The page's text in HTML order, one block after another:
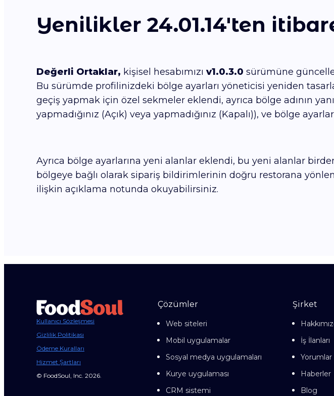
Yenilikler 24.01.14'ten
Değerli Ortaklar, kişisel hesabımızı v1.0.3.0 sürümüne
Bu sürümde profilinizdeki bölge ayarları yöneticisi yeniden
geçiş yapmak için özel sekmeler eklendi, ayrıca bölge adının
yapmadığınız (Açık) veya yapmadığınız (Kapalı)), ve bölge
Ayrıca bölge ayarlarına yeni alanlar eklendi, bu yeni alanlar
bölgeye bağlı olarak sipariş bildirimlerinin doğru restorana
ilişkin açıklama notunda okuyabilirsiniz.
Kullanıcı Sözleşmesi
Gizlilik Politikası
Ödeme Kuralları
Hizmet Şartları
© FoodSoul, Inc. 2026.
Çözümler
Web siteleri
Mobil uygulamalar
Sosyal medya uygulamaları
Kurye uygulaması
CRM sistemi
Şirket
İş İlanları
Yorumlar
Haberler
Blog